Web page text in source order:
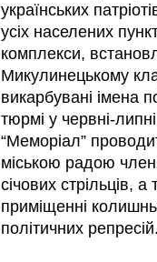
українських
усіх населених
комплекси,
Микулинецькому
викарбувані імена
тюрмі у червні-
“Меморіал”
міською радою
січових стрільців,
приміщенні
політичних репресій.